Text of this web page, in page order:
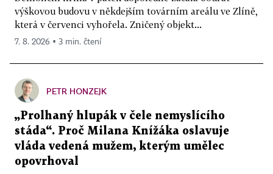
výškovou budovu v někdejším továrním areálu ve Zlíně,
která v červenci vyhořela. Zničený objekt...
7. 8. 2026 ▪ 3 min. čtení
PETR HONZEJK
„Prolhaný hlupák v čele nemyslícího
stáda“. Proč Milana Knížáka oslavuje
vláda vedená mužem, kterým umělec
opovrhoval